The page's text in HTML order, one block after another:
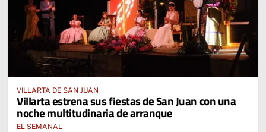
VILLARTA DE SAN JUAN
Villarta estrena sus fiestas de San Juan con una
noche multitudinaria de arranque
EL SEMANAL